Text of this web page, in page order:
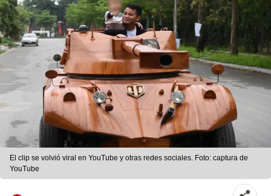
El clip se volvió viral en YouTube y otras redes sociales. Foto: captura de
YouTube